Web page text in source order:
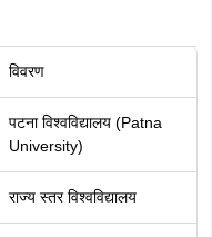
विवरण
पटना विश्वविद्यालय (Patna
University)
राज्य स्तर विश्वविद्यालय